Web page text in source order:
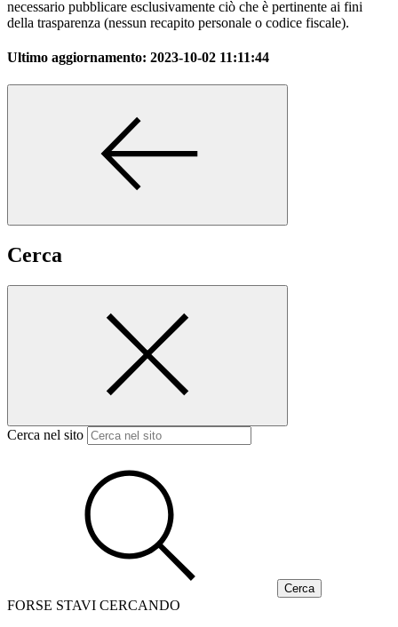
necessario pubblicare esclusivamente ciò che è pertinente ai fini
della trasparenza (nessun recapito personale o codice fiscale).
Ultimo aggiornamento: 2023-10-02 11:11:44
Cerca
Cerca nel sito
FORSE STAVI CERCANDO